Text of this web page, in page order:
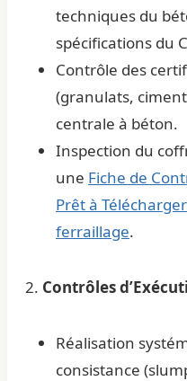
techniques du
spécifications du
Contrôle des
(granulats,
centrale à béton.
Inspection du
une Fiche de
Prêt à Télécharger
ferraillage.
2. Contrôles
Réalisation
consistance